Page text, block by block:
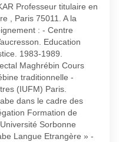
Professeur titulaire en
, Paris 75011. A la
: - Centre
Education
1983-1989.
Maghrébin Cours
traditionnelle -
(IUFM) Paris.
dans le cadre des
Formation de
Sorbonne
Langue Etrangère » -